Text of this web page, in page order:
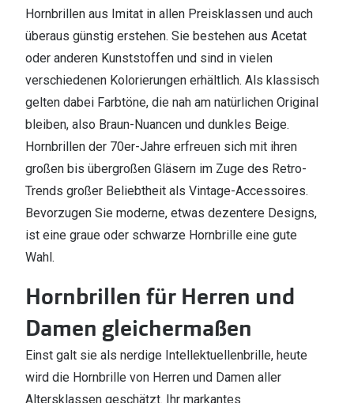
Hornbrillen aus Imitat in allen Preisklassen und auch
überaus günstig erstehen. Sie bestehen aus Acetat
oder anderen Kunststoffen und sind in vielen
verschiedenen Kolorierungen erhältlich. Als klassisch
gelten dabei Farbtöne, die nah am natürlichen Original
bleiben, also Braun-Nuancen und dunkles Beige.
Hornbrillen der 70er-Jahre erfreuen sich mit ihren
großen bis übergroßen Gläsern im Zuge des Retro-
Trends großer Beliebtheit als Vintage-Accessoires.
Bevorzugen Sie moderne, etwas dezentere Designs,
ist eine graue oder schwarze Hornbrille eine gute
Wahl.
Hornbrillen für Herren und
Damen gleichermaßen
Einst galt sie als nerdige Intellektuellenbrille, heute
wird die Hornbrille von Herren und Damen aller
Altersklassen geschätzt. Ihr markantes